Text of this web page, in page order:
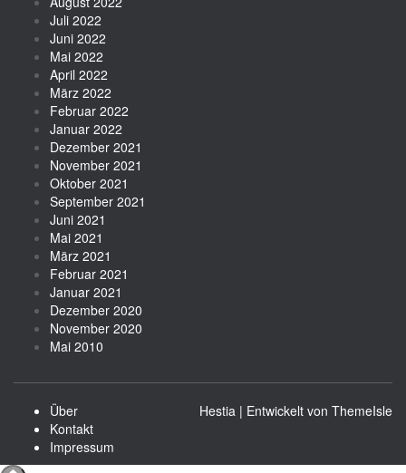
Juli 2022
Juni 2022
Mai 2022
April 2022
März 2022
Februar 2022
Januar 2022
Dezember 2021
November 2021
Oktober 2021
September 2021
Juni 2021
Mai 2021
März 2021
Februar 2021
Januar 2021
Dezember 2020
November 2020
Mai 2010
Über
Kontakt
Impressum
Hestia | Entwickelt von ThemeIsle